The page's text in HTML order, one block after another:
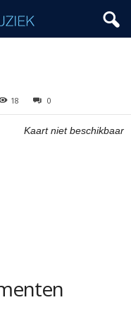
18 0
Kaart niet beschikbaar